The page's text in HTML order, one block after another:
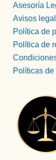
Asesoría
Avisos
Política de
Política de
Políticas